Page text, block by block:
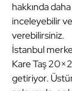
hakkında
inceleyebilir
verebilirsiniz.
İstanbul
Kare Taş
getiriyor.